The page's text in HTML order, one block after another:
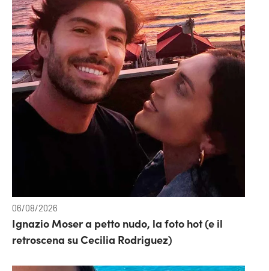
06/08/2026
Ignazio Moser a petto nudo, la foto hot (e il
retroscena su Cecilia Rodriguez)